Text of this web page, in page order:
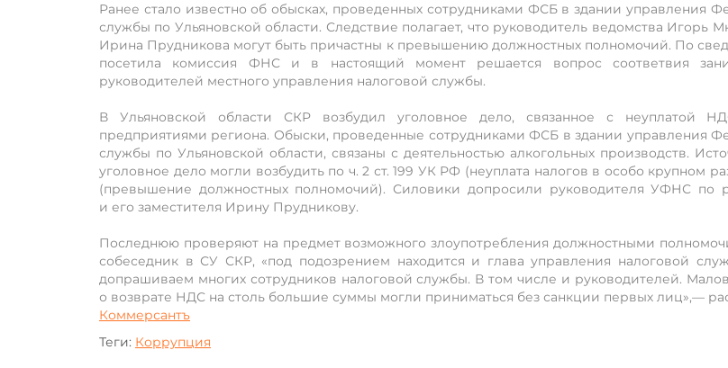
Ранее стало известно об обысках, проведенных сотрудниками ФСБ в здании управления
службы по Ульяновской области. Следствие полагает, что руководитель ведомства Игорь
Ирина Прудникова могут быть причастны к превышению должностных полномочий. По
посетила комиссия ФНС и в настоящий момент решается вопрос соответвия
руководителей местного управления налоговой службы.
В Ульяновской области СКР возбудил уголовное дело, связанное с не­уплатой
предприятиями региона. Обыски, проведенные сотрудниками ФСБ в здании управления
службы по Ульяновской области, связаны с деятельностью алкогольных производств.
уголовное дело могли возбудить по ч. 2 ст. 199 УК РФ (не­уплата налогов в особо крупном
(превышение должностных полномочий). Силовики допросили руководителя УФНС по
и его заместителя Ирину Прудникову.
Последнюю проверяют на предмет возможного злоупотребления должностными
собеседник в СУ СКР, «под подозрением находится и глава управления налоговой
допрашиваем многих сотрудников налоговой службы. В том числе и руководителей.
о возврате НДС на столь большие суммы могли приниматься без санкции первых лиц»,—
Коммерсантъ
Теги: Коррупция